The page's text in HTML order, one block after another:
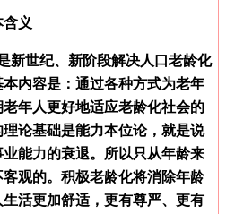
义
新世纪、新阶段解决人口老龄化
内容是：通过各种方式为老年
年人更好地适应老龄化社会的
论基础是能力本位论，就是说
能力的衰退。所以只从年龄来
观的。积极老龄化将消除年龄
活更加舒适，更有尊严、更有